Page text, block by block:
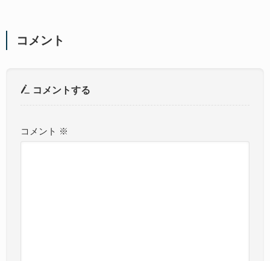
コメント
コメントする
コメント ※